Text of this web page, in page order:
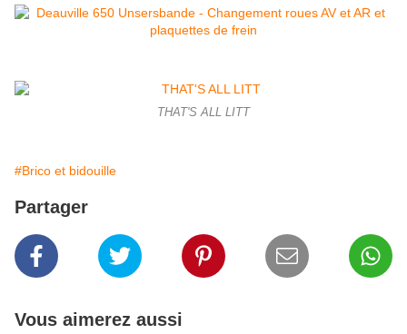
THAT'S ALL LITT
#Brico et bidouille
Partager
Vous aimerez aussi